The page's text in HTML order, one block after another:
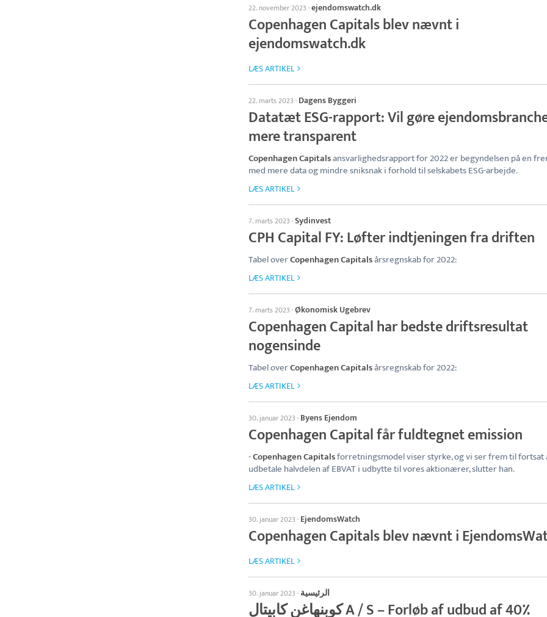
22. november 2023 ·ejendomswatch.dk
Copenhagen Capitals blev nævnt i
ejendomswatch.dk
LÆS ARTIKEL
22. marts 2023 · Dagens Byggeri
Datatæt ESG-rapport: Vil gøre
mere transparent
Copenhagen Capitalsansvarlighedsrapport for 2022 er begyndelsen på en
med mere data og mindre sniksnak i forhold til selskabets ESG-arbejde.
LÆS ARTIKEL
7. marts 2023 ·Sydinvest
CPH Capital FY: Løfter indtjeningen fra driften
Tabel overCopenhagen Capitalsårsregnskab for 2022:
LÆS ARTIKEL
7. marts 2023 ·Økonomisk Ugebrev
Copenhagen Capital har bedste driftsresultat
nogensinde
Tabel overCopenhagen Capitalsårsregnskab for 2022:
LÆS ARTIKEL
30. januar 2023 · Byens Ejendom
Copenhagen Capital får fuldtegnet emission
-Copenhagen Capitalsforretningsmodel viser styrke, og vi ser frem til fortsat
udbetale halvdelen af EBVAT i udbytte til vores aktionærer, slutter han.
LÆS ARTIKEL
30. januar 2023 · EjendomsWatch
Copenhagen Capitals blev nævnt i
LÆS ARTIKEL
30. januar 2023 · الرئيسية
كوبنهاغن كابيتال A / S – Forløb af udbud af 40٪